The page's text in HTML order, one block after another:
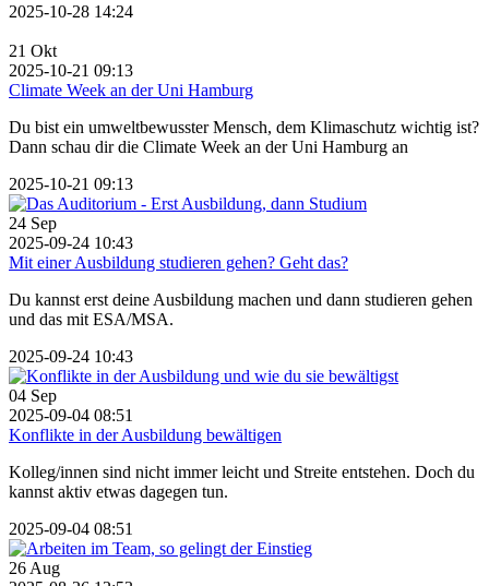
2025-10-28 14:24
21 Okt
2025-10-21 09:13
Climate Week an der Uni Hamburg
Du bist ein umweltbewusster Mensch, dem Klimaschutz wichtig ist?
Dann schau dir die Climate Week an der Uni Hamburg an
2025-10-21 09:13
24 Sep
2025-09-24 10:43
Mit einer Ausbildung studieren gehen? Geht das?
Du kannst erst deine Ausbildung machen und dann studieren gehen
und das mit ESA/MSA.
2025-09-24 10:43
04 Sep
2025-09-04 08:51
Konflikte in der Ausbildung bewältigen
Kolleg/innen sind nicht immer leicht und Streite entstehen. Doch du
kannst aktiv etwas dagegen tun.
2025-09-04 08:51
26 Aug